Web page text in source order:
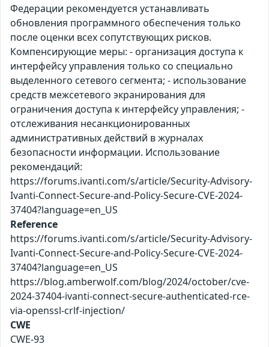
Федерации рекомендуется устанавливать
обновления программного обеспечения только
после оценки всех сопутствующих рисков.
Компенсирующие меры: - организация доступа к
интерфейсу управления только со специально
выделенного сетевого сегмента; - использование
средств межсетевого экранирования для
ограничения доступа к интерфейсу управления; -
отслеживания несанкционированных
административных действий в журналах
безопасности информации. Использование
рекомендаций:
https://forums.ivanti.com/s/article/Security-Advisory-
Ivanti-Connect-Secure-and-Policy-Secure-CVE-2024-
37404?language=en_US
Reference
https://forums.ivanti.com/s/article/Security-Advisory-
Ivanti-Connect-Secure-and-Policy-Secure-CVE-2024-
37404?language=en_US
https://blog.amberwolf.com/blog/2024/october/cve-
2024-37404-ivanti-connect-secure-authenticated-rce-
via-openssl-crlf-injection/
CWE
CWE-93